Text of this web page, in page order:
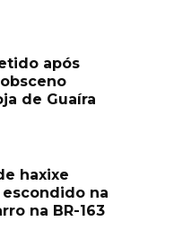
após
de Guaíra
haxixe
na
na BR-163